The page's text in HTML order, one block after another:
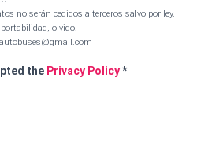
no serán cedidos a terceros salvo por ley.
olvido.
the Privacy Policy*